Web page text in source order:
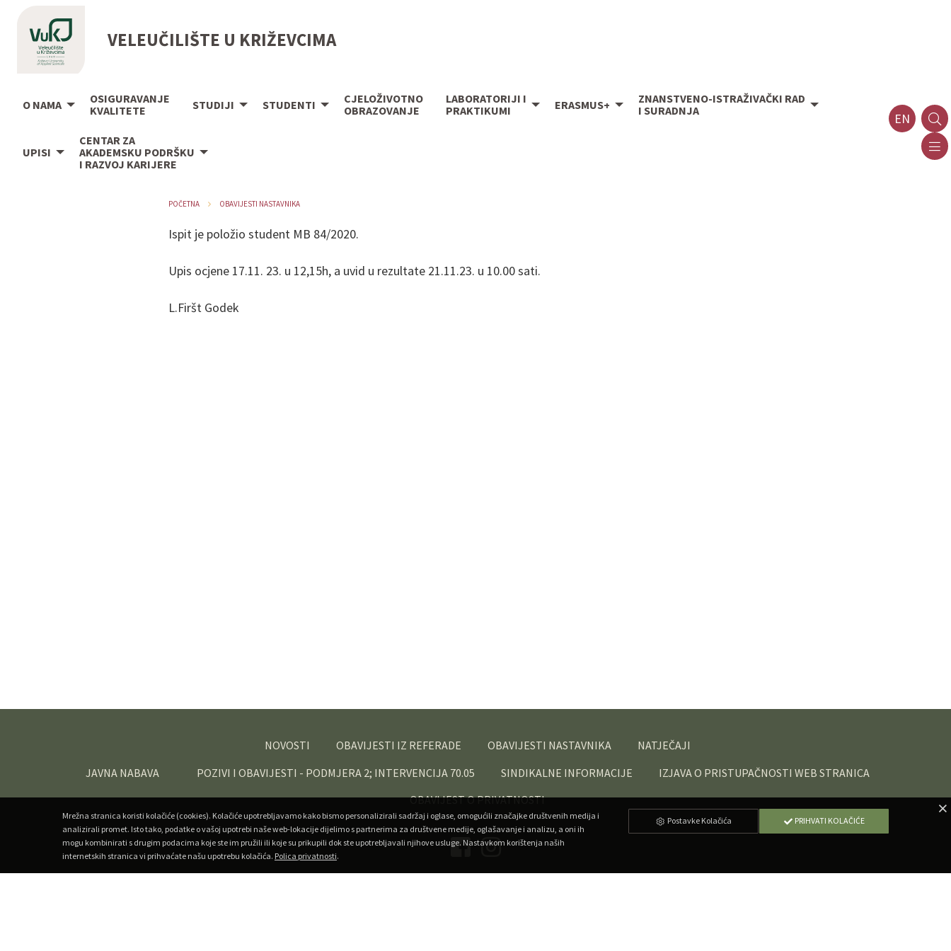
VELEUČILIŠTE U KRIŽEVCIMA
O NAMA
OSIGURAVANJE
KVALITETE
STUDIJI STUDENTI
CJELOŽIVOTNO
OBRAZOVANJE
LABORATORIJI I
PRAKTIKUMI
ERASMUS+
ZNANSTVENO-ISTRAŽIVAČKI RAD
I SURADNJA
UPISI
CENTAR ZA
AKADEMSKU PODRŠKU
I RAZVOJ KARIJERE
EN
POČETNA OBAVIJESTI NASTAVNIKA
Ispit je položio student MB 84/2020.
Upis ocjene 17.11. 23. u 12,15h, a uvid u rezultate 21.11.23. u 10.00 sati.
L.Firšt Godek
NOVOSTI OBAVIJESTI IZ REFERADE OBAVIJESTI NASTAVNIKA
NATJEČAJI
JAVNA NABAVA
POZIVI I OBAVIJESTI - PODMJERA 2; INTERVENCIJA 70.05 SINDIKALNE INFORMACIJE
IZJAVA O PRISTUPAČNOSTI WEB STRANICA
OBAVIJEST O PRIVATNOSTI
Mrežna stranica koristi kolačiće (cookies). Kolačiće upotrebljavamo kako bismo personalizirali sadržaj i oglase, omogućili značajke društvenih medija i
analizirali promet. Isto tako, podatke o vašoj upotrebi naše web-lokacije dijelimo s partnerima za društvene medije, oglašavanje i analizu, a oni ih
mogu kombinirati s drugim podacima koje ste im pružili ili koje su prikupili dok ste upotrebljavali njihove usluge. Nastavkom korištenja naših
internetskih stranica vi prihvaćate našu upotrebu kolačića. Polica privatnosti.
Postavke Kolačića PRIHVATI KOLAČIĆE